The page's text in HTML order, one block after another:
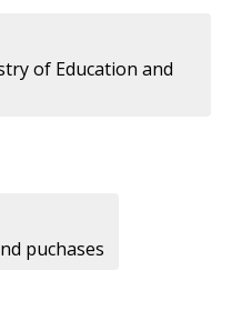
of Education and
puchases